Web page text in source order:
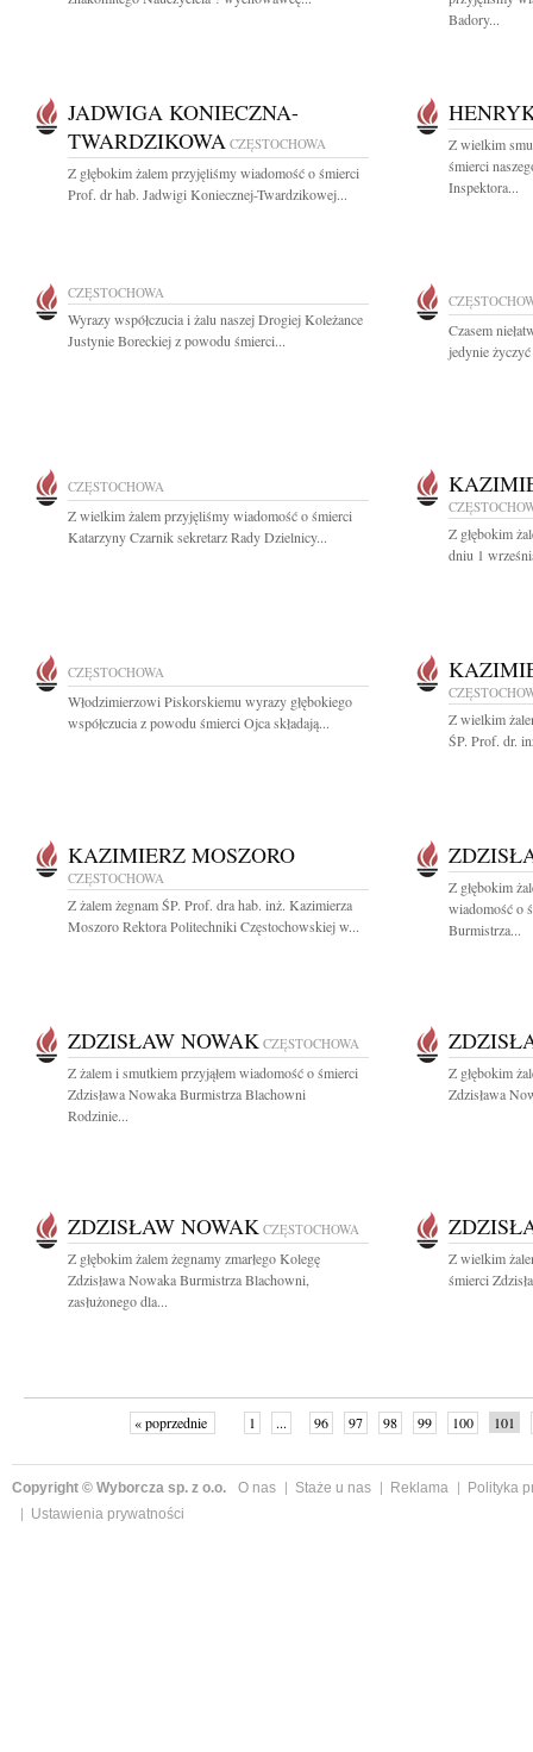
Badory...
JADWIGA KONIECZNA-
TWARDZIKOWA CZĘSTOCHOWA
Z głębokim żalem przyjęliśmy wiadomość o śmierci
Prof. dr hab. Jadwigi Koniecznej-Twardzikowej...
Z wielkim
śmierci
Inspektora...
CZĘSTOCHOWA
Wyrazy współczucia i żalu naszej Drogiej Koleżance
Justynie Boreckiej z powodu śmierci...
Czasem
jedynie
CZĘSTOCHOWA
Z wielkim żalem przyjęliśmy wiadomość o śmierci
Katarzyny Czarnik sekretarz Rady Dzielnicy...
Z głębokim
dniu 1
CZĘSTOCHOWA
Włodzimierzowi Piskorskiemu wyrazy głębokiego
współczucia z powodu śmierci Ojca składają...
Z wielkim
ŚP. Prof. dr.
KAZIMIERZ MOSZORO
CZĘSTOCHOWA
Z żalem żegnam ŚP. Prof. dra hab. inż. Kazimierza
Moszoro Rektora Politechniki Częstochowskiej w...
Z głębokim
wiadomość o
Burmistrza...
ZDZISŁAW NOWAK CZĘSTOCHOWA
Z żalem i smutkiem przyjąłem wiadomość o śmierci
Zdzisława Nowaka Burmistrza Blachowni
Rodzinie...
Z głębokim
Zdzisława
ZDZISŁAW NOWAK CZĘSTOCHOWA
Z głębokim żalem żegnamy zmarłego Kolegę
Zdzisława Nowaka Burmistrza Blachowni,
zasłużonego dla...
Z wielkim
śmierci
« poprzednie 1 ... 96 97 98 99 100 101
Copyright © Wyborcza sp. z o.o. O nas Staże u nas Reklama
Polityka
Ustawienia prywatności